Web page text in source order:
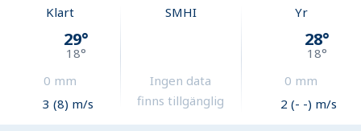
Klart
29°
18°
0 mm
3 (8) m/s
SMHI
Ingen data
finns tillgänglig
Yr
28°
18°
0 mm
2 (- -) m/s